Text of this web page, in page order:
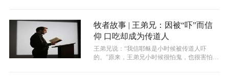
牧者故事 | 王弟兄：因被“吓”而信
仰 口吃却成为传道人
王弟兄说：“我信耶稣是小时候被传道人吓
的。”原来，王弟兄小时候很怕鬼，也很害怕大